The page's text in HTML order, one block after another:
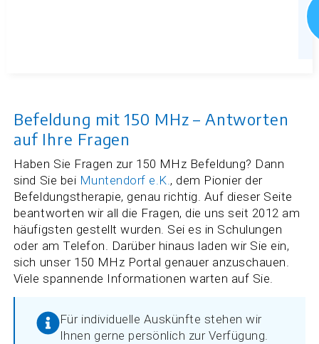
Befeldung mit 150 MHz – Antworten
auf Ihre Fragen
Haben Sie Fragen zur 150 MHz Befeldung? Dann
sind Sie bei Muntendorf e.K. , dem Pionier der
Befeldungstherapie, genau richtig. Auf dieser Seite
beantworten wir all die Fragen, die uns seit 2012 am
häufigsten gestellt wurden. Sei es in Schulungen
oder am Telefon. Darüber hinaus laden wir Sie ein,
sich unser 150 MHz Portal genauer anzuschauen.
Viele spannende Informationen warten auf Sie.
Für individuelle Auskünfte stehen wir
Ihnen gerne persönlich zur Verfügung.